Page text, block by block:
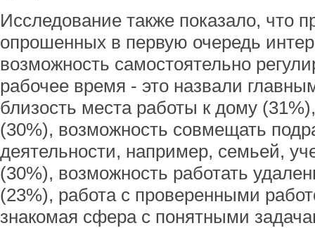
Исследование также показало, что
опрошенных в первую очередь
возможность самостоятельно
рабочее время - это назвали
близость места работы к дому
(30%), возможность совмещать
деятельности, например, семьей,
(30%), возможность работать
(23%), работа с проверенными
знакомая сфера с понятными